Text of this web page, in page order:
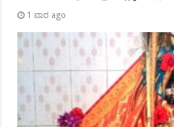
1 ವಾರ ago